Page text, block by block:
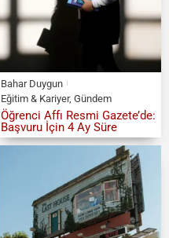
Bahar Duygun
Eğitim & Kariyer, Gündem
Öğrenci Affı Resmi Gazete’de:
Başvuru İçin 4 Ay Süre